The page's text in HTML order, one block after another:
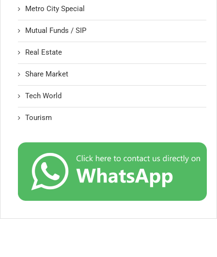
Metro City Special
Mutual Funds / SIP
Real Estate
Share Market
Tech World
Tourism